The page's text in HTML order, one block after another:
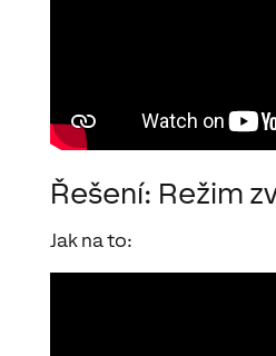
Řešení: Režim
Jak na to: